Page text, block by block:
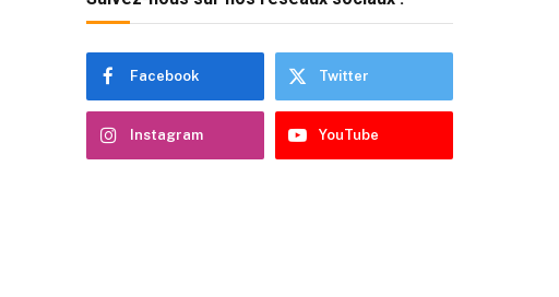
Facebook Twitter
Instagram YouTube